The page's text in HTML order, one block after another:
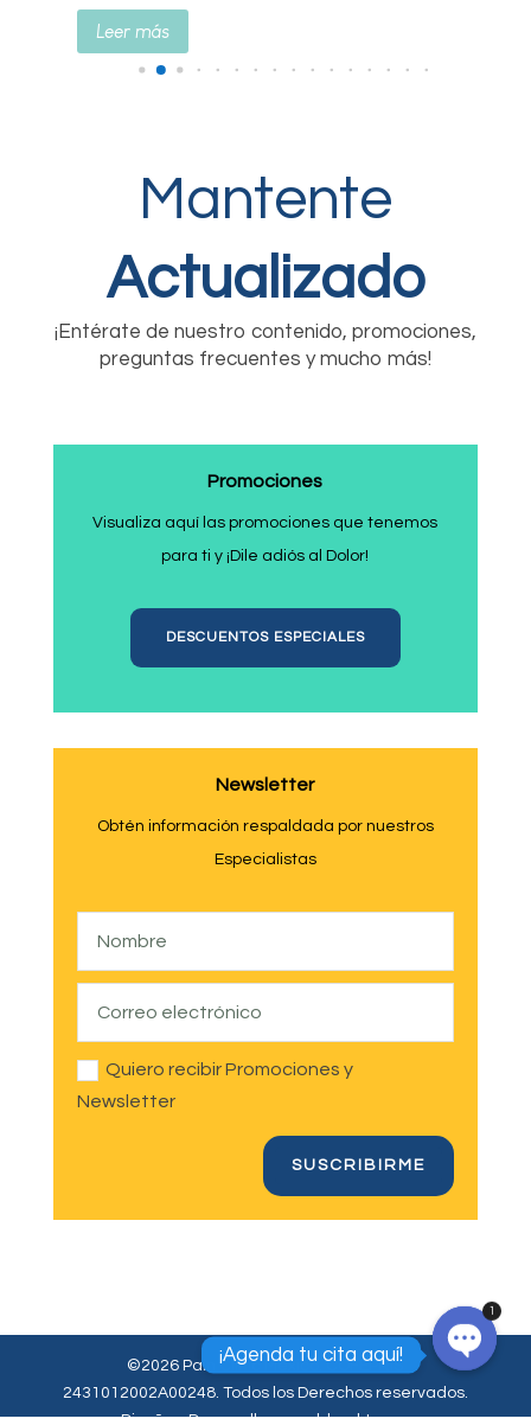
Leer más
Mantente
Actualizado
¡Entérate de nuestro contenido, promociones,
preguntas frecuentes y mucho más!
Promociones
Visualiza aquí las promociones que tenemos
para ti y ¡Dile adiós al Dolor!
DESCUENTOS ESPECIALES
Newsletter
Obtén información respaldada por nuestros
Especialistas
Quiero recibir Promociones y
Newsletter
SUSCRIBIRME
©2026 Pain Clínic México. COFEPRIS
2431012002A00248. Todos los Derechos reservados.
Diseño y Desarrollo por soldemkt.com
¡Agenda tu cita aquí!
Open
1